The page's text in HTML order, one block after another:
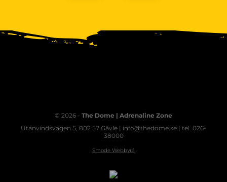
© 2026 - The Dome | Adrenaline Zone
Utanvindsvägen 5, 802 57 Gävle | info@thedome.se | tel. 026-
38000
Smode Webbyrå